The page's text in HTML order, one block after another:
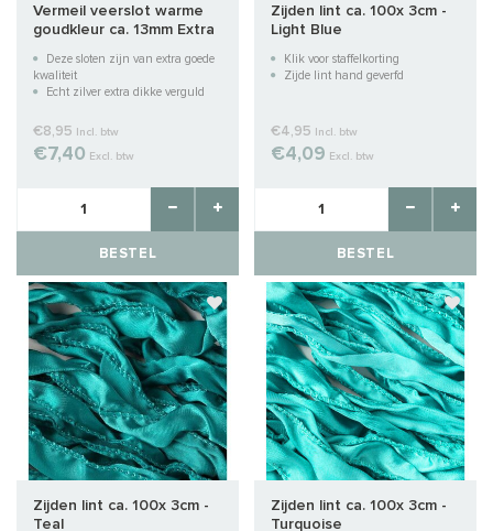
Vermeil veerslot warme
goudkleur ca. 13mm Extra
Deze sloten zijn van extra goede
kwaliteit
Echt zilver extra dikke verguld
€8,95 Incl. btw
€7,40 Excl. btw
BESTEL
Zijden lint ca. 100x 3cm -
Light Blue
Klik voor staffelkorting
Zijde lint hand geverfd
€4,95 Incl. btw
€4,09 Excl. btw
BESTEL
Zijden lint ca. 100x 3cm -
Teal
Zijden lint ca. 100x 3cm -
Turquoise